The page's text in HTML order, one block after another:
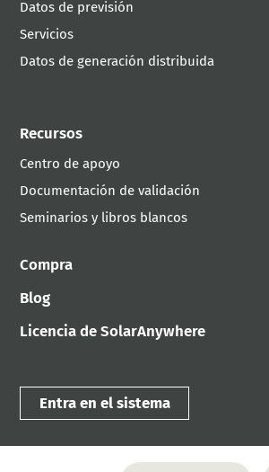
Datos de previsión
Servicios
Datos de generación distribuida
Recursos
Centro de apoyo
Documentación de validación
Seminarios y libros blancos
Compra
Blog
Licencia de SolarAnywhere
Entra en el sistema